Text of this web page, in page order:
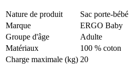
Nature de produit
Sac porte-bébé
Marque
ERGO Baby
Groupe d'âge
Adulte
Matériaux
100 % coton
Charge maximale (kg) 20